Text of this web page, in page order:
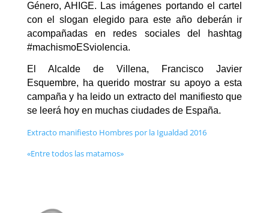
Género, AHIGE. Las imágenes portando el cartel
con el slogan elegido para este año deberán ir
acompañadas en redes sociales del hashtag
#machismoESviolencia.
El Alcalde de Villena, Francisco Javier
Esquembre, ha querido mostrar su apoyo a esta
campaña y ha leido un extracto del manifiesto que
se leerá hoy en muchas ciudades de España.
Extracto manifiesto Hombres por la Igualdad 2016
«Entre todos las matamos»